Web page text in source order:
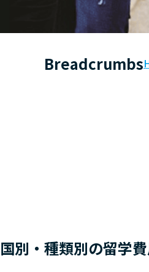
Breadcrumbs
国別・種類別の留学